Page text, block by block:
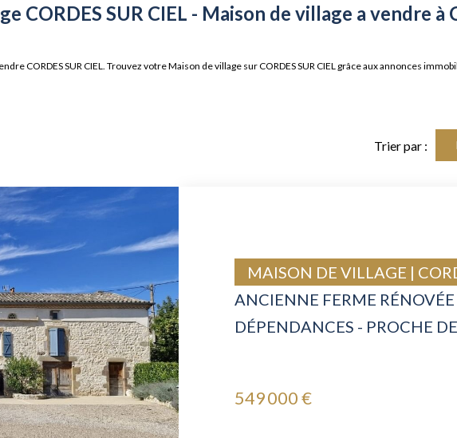
CORDES SUR CIEL - Maison de village a vendre à
CORDES SUR CIEL. Trouvez votre Maison de village sur CORDES SUR CIEL grâce aux annonces
Trier par :
ANCIENNE FERME RÉNOVÉE
DÉPENDANCES - PROCHE
MAISON DE VILLAGE |
549 000 €